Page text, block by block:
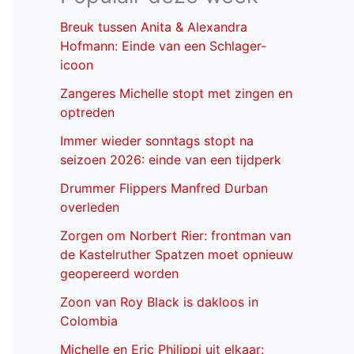
Breuk tussen Anita & Alexandra
Hofmann: Einde van een Schlager-
icoon
Zangeres Michelle stopt met zingen en
optreden
Immer wieder sonntags stopt na
seizoen 2026: einde van een tijdperk
Drummer Flippers Manfred Durban
overleden
Zorgen om Norbert Rier: frontman van
de Kastelruther Spatzen moet opnieuw
geopereerd worden
Zoon van Roy Black is dakloos in
Colombia
Michelle en Eric Philippi uit elkaar: